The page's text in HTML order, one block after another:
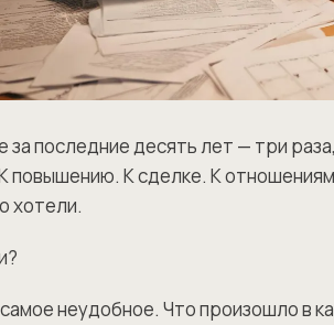
за последние десять лет — три
повышению. К сделке. К
хотели.
неудобное. Что произошло в